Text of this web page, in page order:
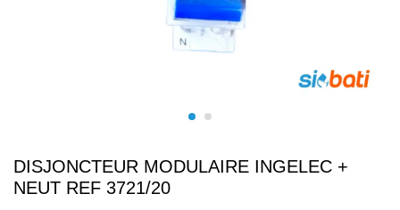
DISJONCTEUR MODULAIRE INGELEC +
NEUT REF 3721/20